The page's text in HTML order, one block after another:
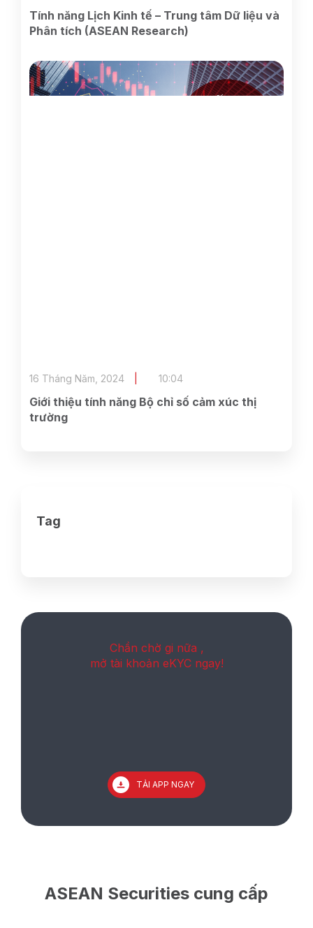
Tính năng Lịch Kinh tế – Trung tâm Dữ liệu và
Phân tích (ASEAN Research)
Giới thiệu tính năng Bộ chỉ số cảm xúc thị
trường
16 Tháng Năm, 2024 10:04
Tag
Chần chờ gi nữa ,
mở tài khoản eKYC ngay!
TẢI APP NGAY
ASEAN Securities cung cấp